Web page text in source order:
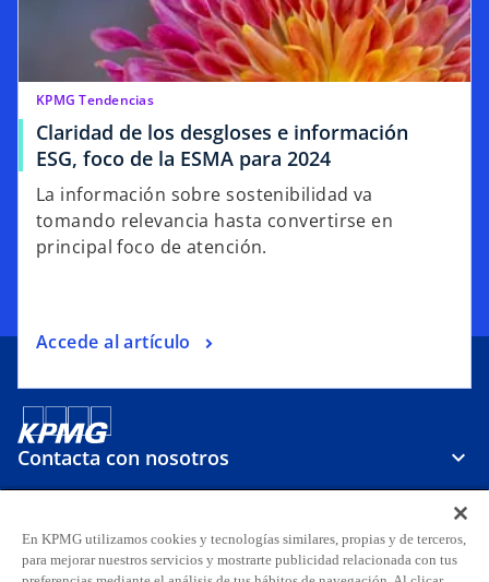
KPMG Tendencias
Claridad de los desgloses e información
ESG, foco de la ESMA para 2024
La información sobre sostenibilidad va
tomando relevancia hasta convertirse en
principal foco de atención.
Accede al artículo
Contacta con nosotros
Sobre KPMG
En KPMG utilizamos cookies y tecnologías similares, propias y de terceros,
para mejorar nuestros servicios y mostrarte publicidad relacionada con tus